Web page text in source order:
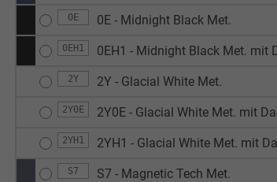
0E 0E - Midnight Black Met.
0EH1 0EH1 - Midnight Black Met. mit
2Y 2Y - Glacial White Met.
2Y0E 2Y0E - Glacial White Met. mit
2YH1 2YH1 - Glacial White Met. mit
S7 S7 - Magnetic Tech Met.